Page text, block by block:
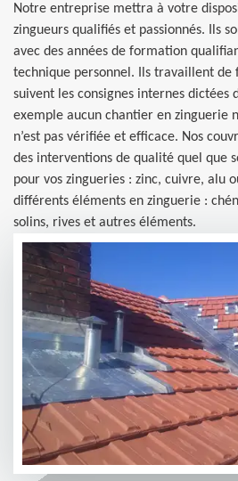
Notre entreprise mettra à votre
zingueurs qualifiés et passionnés. Ils
avec des années de formation
technique personnel. Ils travaillent de
suivent les consignes internes dictées
exemple aucun chantier en zinguerie
n’est pas vérifiée et efficace. Nos
des interventions de qualité quel que
pour vos zingueries : zinc, cuivre, alu
différents éléments en zinguerie :
solins, rives et autres éléments.